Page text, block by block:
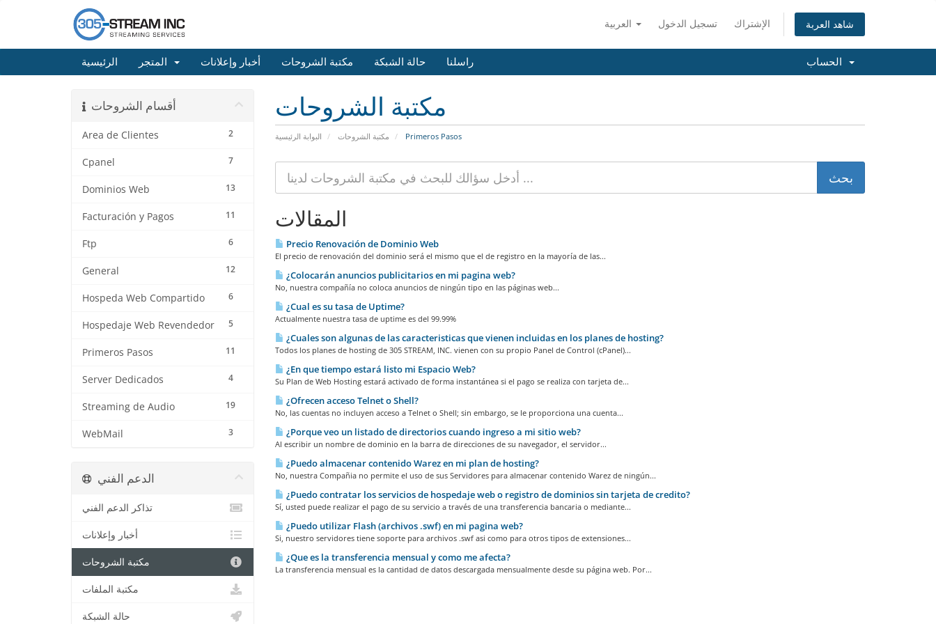
تسجيل الدخول الإشتراك شاهد العربة
الرئيسية أخبار وإعلانات مكتبة الشروحات حالة الشبكة راسلنا
مكتبة الشروحات
البوابة الرئيسية مكتبة الشروحات Primeros Pasos
أقسام الشروحات
2
Area de Clientes
7
Cpanel
13
Dominios Web
11
Facturación y Pagos
6
Ftp
12
General
6
Hospeda Web Compartido
5
Hospedaje Web Revendedor
11
Primeros Pasos
4
Server Dedicados
19
Streaming de Audio
3
WebMail
المقالات
Precio Renovación de Dominio Web
El precio de renovación del dominio será el mismo que el de registro en la mayoría de las...
¿Colocarán anuncios publicitarios en mi pagina web?
No, nuestra compañía no coloca anuncios de ningún tipo en las páginas web...
¿Cual es su tasa de Uptime?
Actualmente nuestra tasa de uptime es del 99.99%
¿Cuales son algunas de las caracteristicas que vienen incluidas en los planes de hosting?
Todos los planes de hosting de 305 STREAM, INC. vienen con su propio Panel de Control (cPanel)...
¿En que tiempo estará listo mi Espacio Web?
Su Plan de Web Hosting estará activado de forma instantánea si el pago se realiza con tarjeta de...
¿Ofrecen acceso Telnet o Shell?
No, las cuentas no incluyen acceso a Telnet o Shell; sin embargo, se le proporciona una cuenta...
¿Porque veo un listado de directorios cuando ingreso a mi sitio web?
Al escribir un nombre de dominio en la barra de direcciones de su navegador, el servidor...
¿Puedo almacenar contenido Warez en mi plan de hosting?
No, nuestra Compañia no permite el uso de sus Servidores para almacenar contenido Warez de ningún...
¿Puedo contratar los servicios de hospedaje web o registro de dominios sin tarjeta de credito?
Sí, usted puede realizar el pago de su servicio a través de una transferencia bancaria o mediante...
¿Puedo utilizar Flash (archivos .swf) en mi pagina web?
Si, nuestro servidores tiene soporte para archivos .swf asi como para otros tipos de extensiones...
¿Que es la transferencia mensual y como me afecta?
La transferencia mensual es la cantidad de datos descargada mensualmente desde su página web. Por...
الدعم الفني
تذاكر الدعم الفني
أخبار وإعلانات
مكتبة الشروحات
مكتبة الملفات
حالة الشبكة